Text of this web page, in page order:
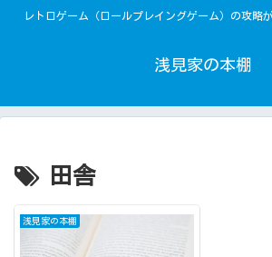
レトロゲーム（ロールプレイングゲーム）の攻略
浅見家の本棚
田舎
浅見家の本棚